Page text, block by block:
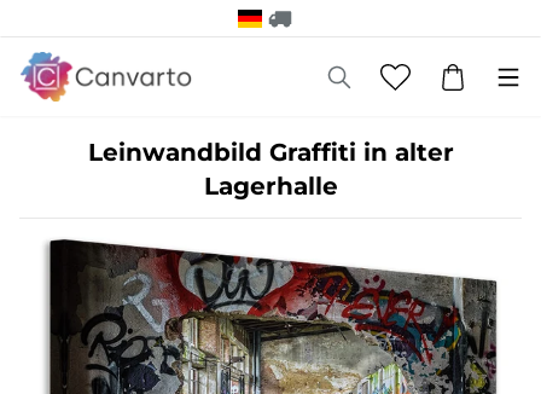
Leinwandbild Graffiti in alter
Lagerhalle